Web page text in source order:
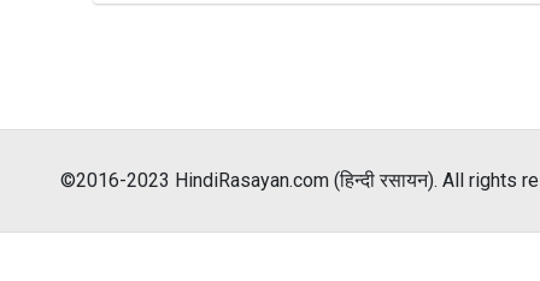
©2016-2023 HindiRasayan.com (हिन्दी रसायन). All rights